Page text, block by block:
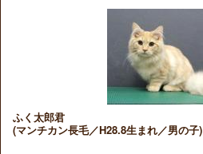
ふく太郎君
(マンチカン長毛／H28.8生まれ／男の子)